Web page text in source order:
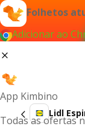
Folhetos
Adicionar ao
App Kimbino
Todas as ofertas
Lidl